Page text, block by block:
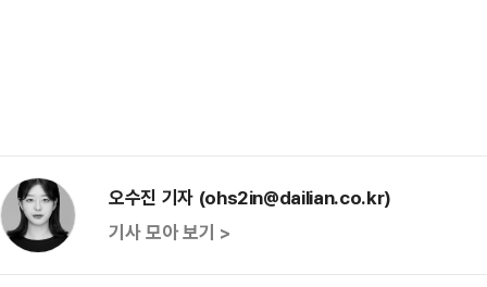
오수진 기자 (ohs2in@dailian.co.kr)
기사 모아 보기 >